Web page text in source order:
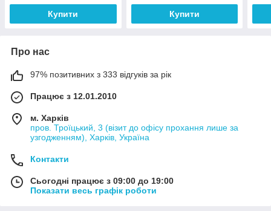
Купити Купити
Про нас
97% позитивних з 333 відгуків за рік
Працює з 12.01.2010
м. Харків
пров. Троїцький, 3 (візит до офісу прохання лише за
узгодженням), Харків, Україна
Контакти
Сьогодні працює з 09:00 до 19:00
Показати весь графік роботи